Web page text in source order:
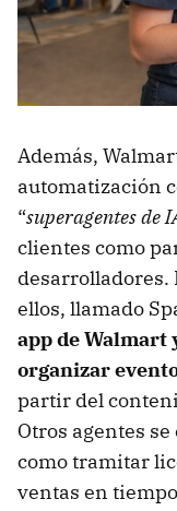
Además,
automatización
“superagentes de
clientes como
desarrolladores.
ellos, llamado
app de Walmart
organizar
partir del
Otros agentes
como tramitar
ventas en